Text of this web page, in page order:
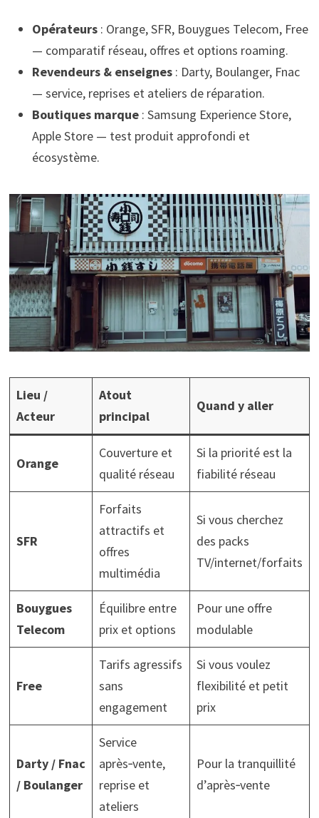
Opérateurs: Orange, SFR, Bouygues Telecom, Free
— comparatif réseau, offres et options roaming.
Revendeurs & enseignes: Darty, Boulanger, Fnac
— service, reprises et ateliers de réparation.
Boutiques marque: Samsung Experience Store,
Apple Store — test produit approfondi et
écosystème.
Lieu /
Acteur
Atout
principal
Quand y aller
Orange
Couverture et
qualité réseau
Si la priorité est la
fiabilité réseau
SFR
Forfaits
attractifs et
offres
multimédia
Si vous cherchez
des packs
TV/internet/forfaits
Bouygues
Telecom
Équilibre entre
prix et options
Pour une offre
modulable
Free
Tarifs agressifs
sans
engagement
Si vous voulez
flexibilité et petit
prix
Darty / Fnac
/ Boulanger
Service
après‑vente,
reprise et
ateliers
Pour la tranquillité
d’après‑vente